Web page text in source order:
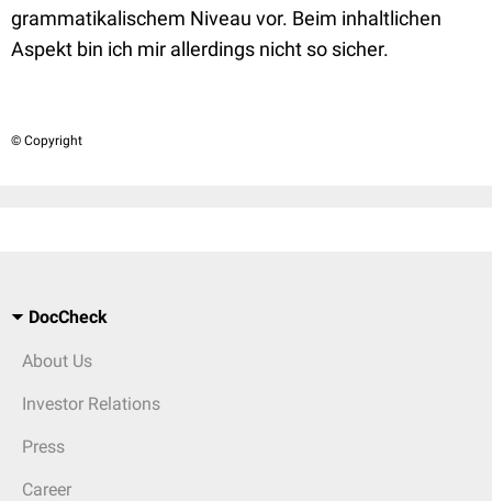
grammatikalischem Niveau vor. Beim inhaltlichen
Aspekt bin ich mir allerdings nicht so sicher.
© Copyright
DocCheck
About Us
Investor Relations
Press
Career